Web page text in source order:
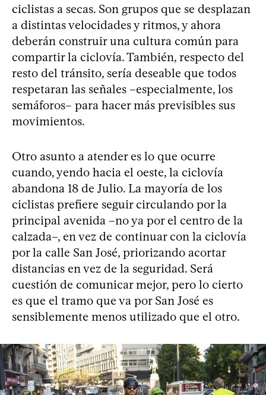
ciclistas a secas. Son grupos que se desplazan
a distintas velocidades y ritmos, y ahora
deberán construir una cultura común para
compartir la ciclovía. También, respecto del
resto del tránsito, sería deseable que todos
respetaran las señales –especialmente, los
semáforos– para hacer más previsibles sus
movimientos.
Otro asunto a atender es lo que ocurre
cuando, yendo hacia el oeste, la ciclovía
abandona 18 de Julio. La mayoría de los
ciclistas prefiere seguir circulando por la
principal avenida –no ya por el centro de la
calzada–, en vez de continuar con la ciclovía
por la calle San José, priorizando acortar
distancias en vez de la seguridad. Será
cuestión de comunicar mejor, pero lo cierto
es que el tramo que va por San José es
sensiblemente menos utilizado que el otro.